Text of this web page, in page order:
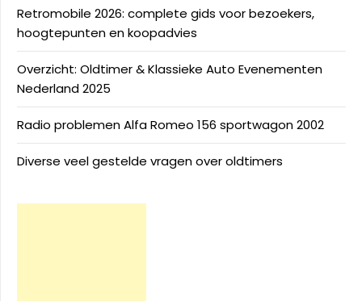
Retromobile 2026: complete gids voor bezoekers,
hoogtepunten en koopadvies
Overzicht: Oldtimer & Klassieke Auto Evenementen
Nederland 2025
Radio problemen Alfa Romeo 156 sportwagon 2002
Diverse veel gestelde vragen over oldtimers